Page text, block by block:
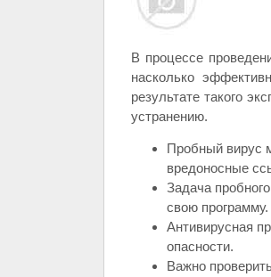
В процессе
насколько
результате такого
устранению.
Пробный вирус
вредоносные
Задача
свою программу.
Антивирусная
опасности.
Важно